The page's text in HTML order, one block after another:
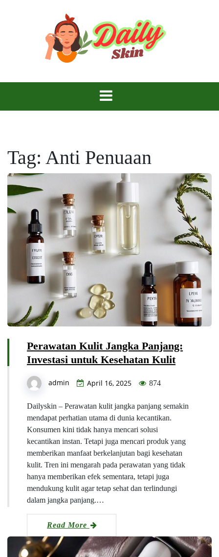
Daily Skin
Tag: Anti Penuaan
Perawatan Kulit Jangka Panjang:
Investasi untuk Kesehatan Kulit
admin April 16, 2025 874
Dailyskin – Perawatan kulit jangka panjang semakin
mendapat perhatian utama di dunia kecantikan.
Konsumen kini tidak hanya mencari solusi
kecantikan instan. Tetapi juga mencari produk yang
memberikan manfaat berkelanjutan bagi kesehatan
kulit. Tren ini mengarah pada perawatan yang tidak
hanya memberikan efek sementara, tetapi juga
mendukung kulit agar tetap sehat dan terlindungi
dalam jangka panjang.…
Read More